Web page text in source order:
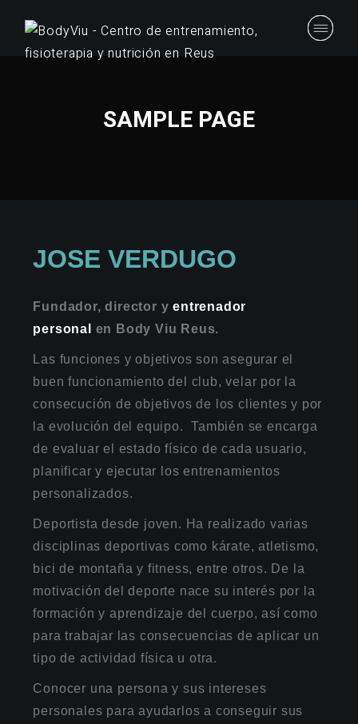
SAMPLE PAGE
JOSE VERDUGO
Fundador, director yentrenador
personal
en Body Viu Reus.
Las funciones y objetivos son asegurar el
buen funcionamiento del club, velar por la
consecución de objetivos de los clientes y por
la evolución del equipo. También se encarga
de evaluar el estado físico de cada usuario,
planificar y ejecutar los entrenamientos
personalizados.
Deportista desde joven. Ha realizado varias
disciplinas deportivas como kárate, atletismo,
bici de montaña y fitness, entre otros. De la
motivación del deporte nace su interés por la
formación y aprendizaje del cuerpo, así como
para trabajar las consecuencias de aplicar un
tipo de actividad física u otra.
Conocer una persona y sus intereses
personales para ayudarlos a conseguir sus